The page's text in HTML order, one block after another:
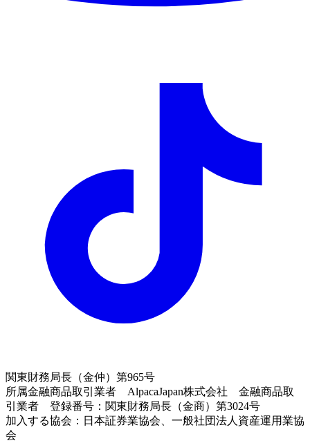
関東財務局長（金仲）第965号
所属金融商品取引業者 AlpacaJapan株式会社 金融商品取
引業者 登録番号：関東財務局長（金商）第3024号
加入する協会：日本証券業協会、一般社団法人資産運用業協
会